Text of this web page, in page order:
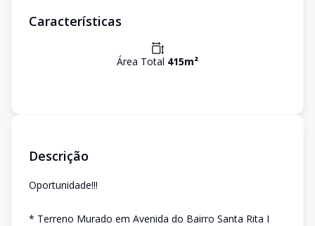
Características
Área Total 415m²
Descrição
Oportunidade!!!
* Terreno Murado em Avenida do Bairro Santa Rita I